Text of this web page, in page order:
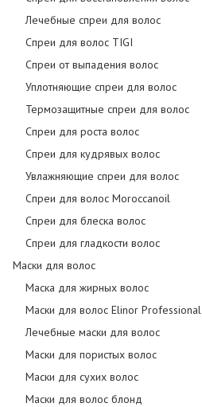
Лечебные спреи для волос
Спреи для волос TIGI
Спреи от выпадения волос
Уплотняющие спреи для волос
Термозащитные спреи для волос
Спреи для роста волос
Спреи для кудрявых волос
Увлажняющие спреи для волос
Спреи для волос Moroccanoil
Спреи для блеска волос
Спреи для гладкости волос
Маски для волос
Маска для жирных волос
Маски для волос Elinor Professional
Лечебные маски для волос
Маски для пористых волос
Маски для сухих волос
Маски для волос блонд